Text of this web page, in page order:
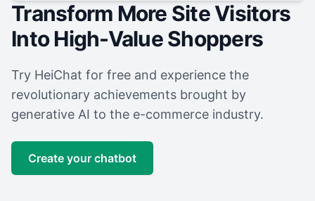
Transform More Site Visitors
Into High-Value Shoppers
Try HeiChat for free and experience the
revolutionary achievements brought by
generative AI to the e-commerce industry.
Create your chatbot